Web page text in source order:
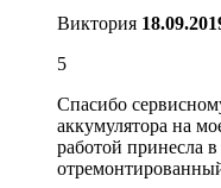
Виктория
5
Спасибо
аккумулятора на
работой принесла